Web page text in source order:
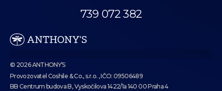
739 072 382
© 2026 ANTHONY’S
Provozovatel Coshile & Co., s.r.o. , IČO: 09506489
BB Centrum budova B, Vyskočilova 1422/1a 140 00 Praha 4